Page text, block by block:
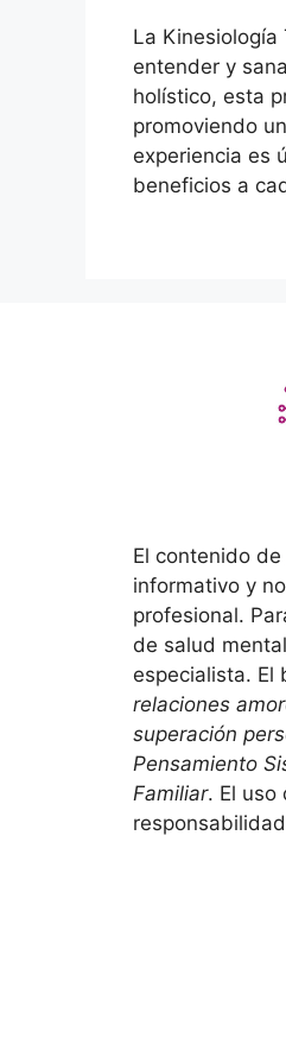
La
entender y
holístico, esta
promoviendo
experiencia es
beneficios a
El contenido de
informativo y
profesional.
de salud
especialista. El
relaciones
superación
Pensamiento
Familiar. El uso